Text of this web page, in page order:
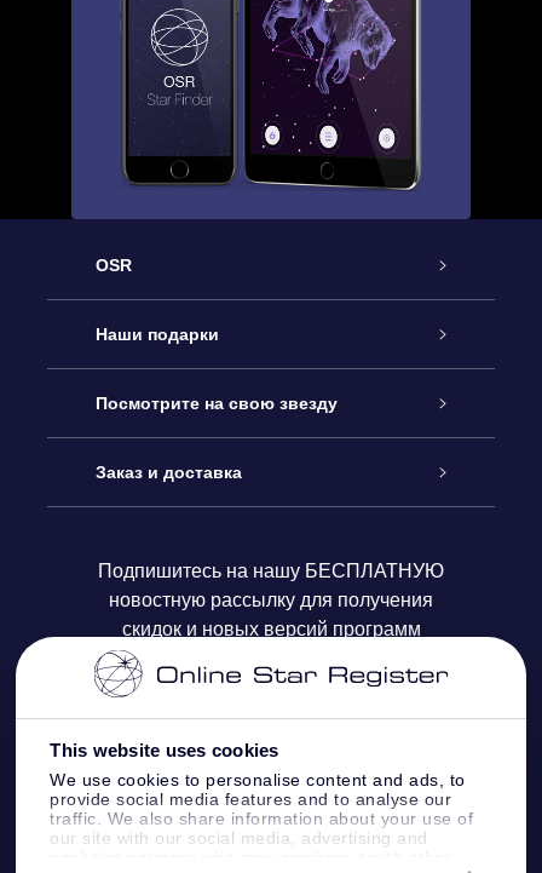
This website uses cookies
We use cookies to personalise content and ads, to
provide social media features and to analyse our
traffic. We also share information about your use of
our site with our social media, advertising and
OSR
Обслуживание
Как с нами связаться
Блог
Отзывы
Наши подарки
Онлайн подарок Online Star Gift
Подарочный набор OSR
Подарочная карта OSR
Корпоративные подарки
Посмотрите на свою звезду
Звездный реестр
Персонализированная страница Star Page
One Million Stars
OSR Starsaver
VR-приложение Fly me to the stars
Заказ и доставка
Платежная информация
Информация по доставке
Политика возврата
Созвездиях
Подпишитесь на нашу БЕСПЛАТНУЮ
новостную рассылку для получения
скидок и новых версий программ